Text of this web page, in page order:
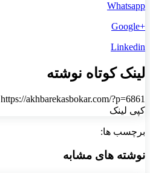
Whatsapp
+Google
Linkedin
لینک کوتاه نوشته
https://akhbarekasbokar.com/?p=6861
کپی لینک
برچسب ها:
نوشته های مشابه